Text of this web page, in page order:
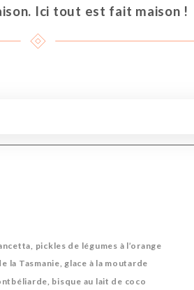
Ici tout est fait maison !
pickles de légumes à l’orange
Tasmanie, glace à la moutarde
bisque au lait de coco